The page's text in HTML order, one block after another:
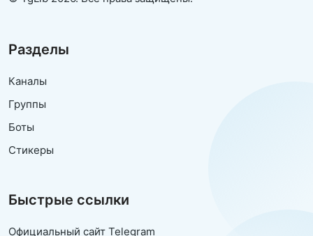
Разделы
Каналы
Группы
Боты
Стикеры
Быстрые ссылки
Официальный сайт Telegram